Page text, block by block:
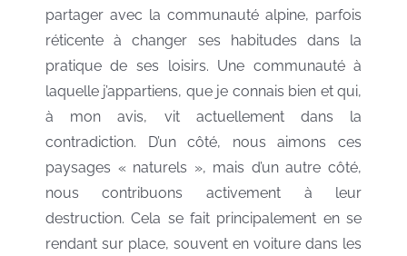
partager avec la communauté alpine, parfois
réticente à changer ses habitudes dans la
pratique de ses loisirs. Une communauté à
laquelle j’appartiens, que je connais bien et qui,
à mon avis, vit actuellement dans la
contradiction. D’un côté, nous aimons ces
paysages « naturels », mais d’un autre côté,
nous contribuons activement à leur
destruction. Cela se fait principalement en se
rendant sur place, souvent en voiture dans les